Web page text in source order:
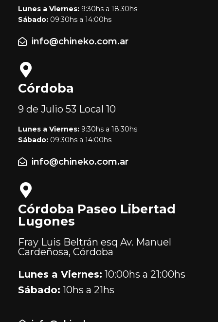
Lunes a Viernes: 9:30hs a 18:30hs
Sábado: 09:30hs a 14:00hs
info@chineko.com.ar
Córdoba
9 de Julio 53 Local 10
Lunes a Viernes: 9:30hs a 18:30hs
Sábado: 09:30hs a 14:00hs
info@chineko.com.ar
Córdoba Paseo Libertad
Lugones
Fray Luis Beltrán esq Av. Manuel
Cardeñosa, Córdoba
Lunes a Viernes: 10:00hs a 21:00hs
Sábado: 10hs a 21hs